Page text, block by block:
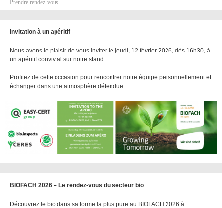
Prendre rendez-vous
Invitation à un apéritif
Nous avons le plaisir de vous inviter le jeudi, 12 février 2026, dès 16h30, à
un apéritif convivial sur notre stand.
Profitez de cette occasion pour rencontrer notre équipe personnellement et
échanger dans une atmosphère détendue.
BIOFACH 2026 – Le rendez-vous du secteur bio
Découvrez le bio dans sa forme la plus pure au BIOFACH 2026 à